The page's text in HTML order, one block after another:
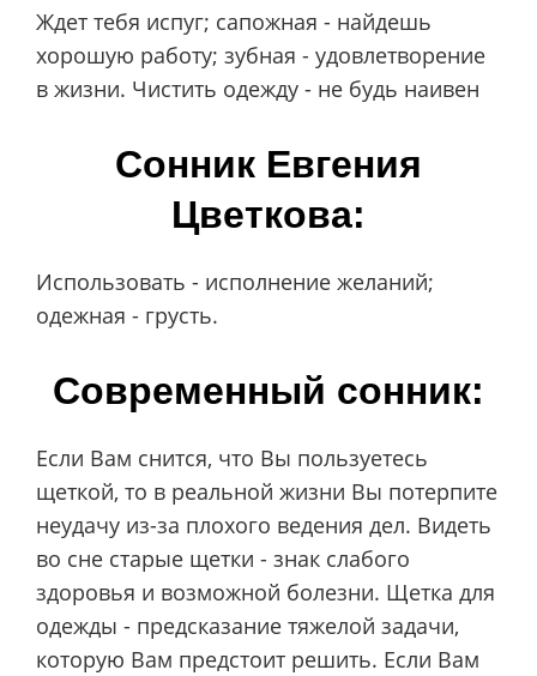
Ждет тебя испуг; сапожная - найдешь
хорошую работу; зубная - удовлетворение
в жизни. Чистить одежду - не будь наивен
Сонник Евгения
Цветкова:
Использовать - исполнение желаний;
одежная - грусть.
Современный сонник:
Если Вам снится, что Вы пользуетесь
щеткой, то в реальной жизни Вы потерпите
неудачу из-за плохого ведения дел. Видеть
во сне старые щетки - знак слабого
здоровья и возможной болезни. Щетка для
одежды - предсказание тяжелой задачи,
которую Вам предстоит решить. Если Вам